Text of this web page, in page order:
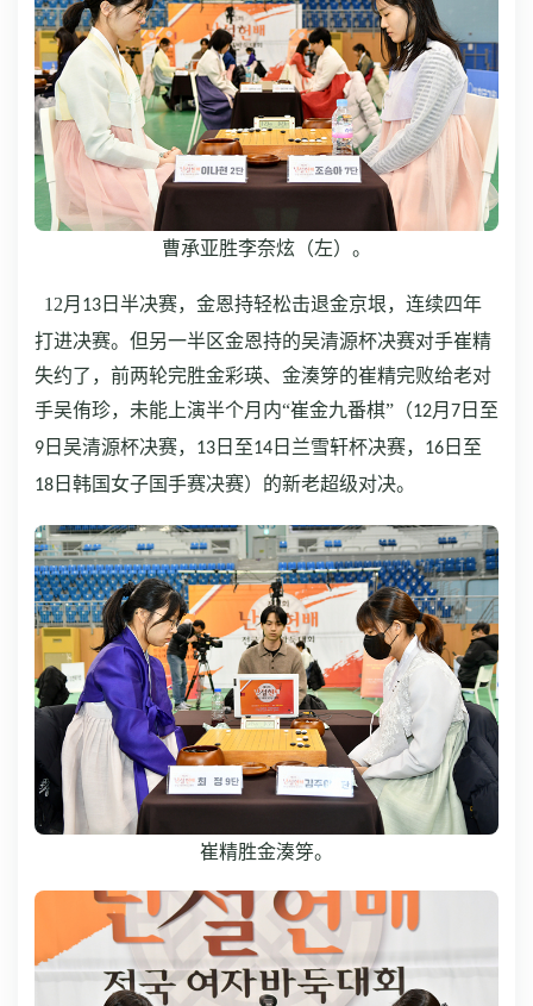
曹承亚胜李奈炫（左）。
12月 13 日半决赛，金恩持轻松击退金京垠，连续四年
打进决赛。但另一半区金恩持的吴清源杯决赛对手崔精
失约了，前两轮完胜金彩瑛、金湊笌的崔精完败给老对
手吴侑珍，未能上演半个月内“崔金九番棋”（12月 7 日至
9 日吴清源杯决赛， 13 日至14 日兰雪轩杯决赛， 16 日至
18 日韩国女子国手赛决赛）的新老超级对决。
崔精胜金湊笌。